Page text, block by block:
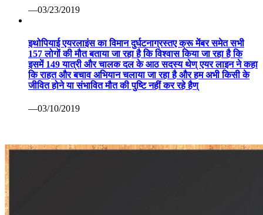
—03/23/2019
इथोपियाई एयरलाइंस का विमान दुर्घटनाग्रस्तए क्रू मेंबर समेत सभी
157 लोगों की मौत बताया जा रहा है कि विश्वास किया जा रहा है कि
इसमें 149 यात्री और चालक दल के आठ सदस्य थेण् एयर लाइन ने कहा
कि राहत और बचाव अभियान चलाया जा रहा है और हम अभी किसी के
जीवित होने या संभावित मौत की पुष्टि नहीं कर रहे हैण्
—03/10/2019